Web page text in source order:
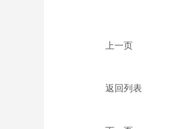
返回列表